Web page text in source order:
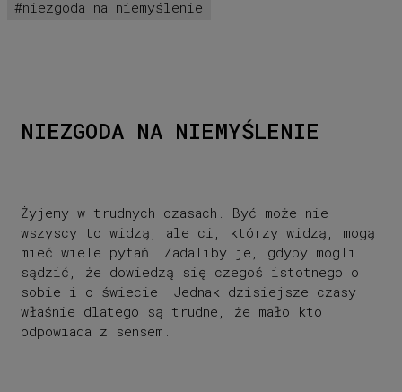
jjprojekt.pl
niezgoda na niemyślenie
NIEZGODA NA NIEMYŚLENIE
Żyjemy w trudnych czasach. Być może nie
wszyscy to widzą, ale ci, którzy widzą, mogą
mieć wiele pytań. Zadaliby je, gdyby mogli
sądzić, że dowiedzą się czegoś istotnego o
sobie i o świecie. Jednak dzisiejsze czasy
właśnie dlatego są trudne, że mało kto
odpowiada z sensem.